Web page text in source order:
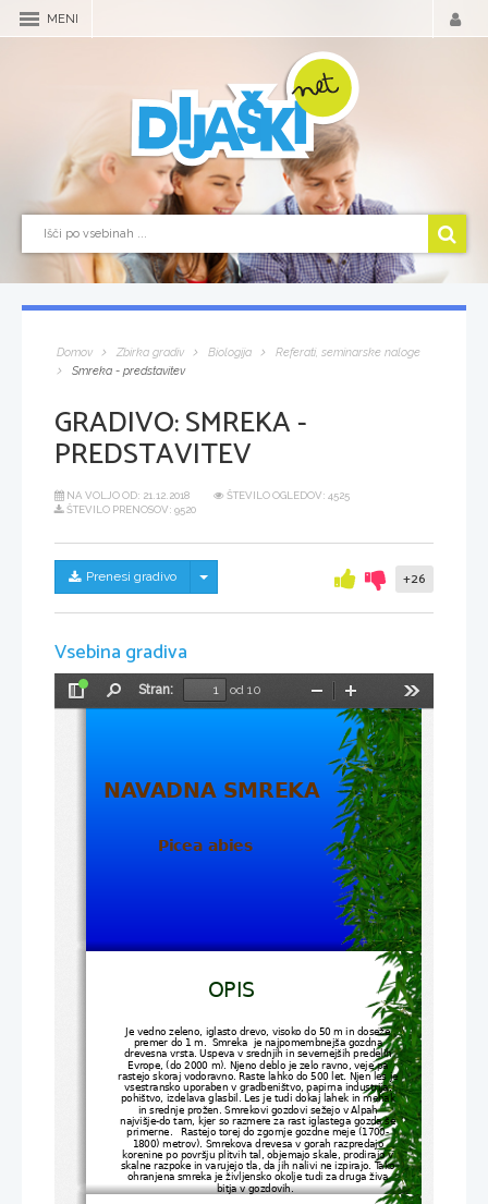
MENI
Domov Zbirka gradiv Biologija
Referati, seminarske naloge
Smreka - predstavitev
GRADIVO:SMREKA -
PREDSTAVITEV
NA VOLJO OD: 21.12.2018
ŠTEVILO OGLEDOV: 4525
ŠTEVILO PRENOSOV: 9520
Prenesi gradivo Skrij/prikaži meni +26
Vsebina gradiva
Preklopi
Stran:
od 10
Pomanjšaj
NAVADNA SMREKA
Picea abies
OPIS
Je vedno zeleno, iglasto drevo, visoko do 50 m in doseže
premer do 1 m.  Smreka  je najpomembnejša gozdna
drevesna vrsta. Uspeva v srednjih in severnejših predelih
Evrope, (do 2000 m). Njeno deblo je zelo ravno, veje pa
rastejo skoraj vodoravno. Raste lahko do 500 let. Njen les je
vsestransko uporaben v gradbeništvo, papirna industrija,
pohištvo, izdelava glasbil. Les je tudi dokaj lahek in mehak
in srednje prožen. Smrekovi gozdovi sežejo v Alpah
najvišje-do tam, kjer so razmere za rast iglastega gozda še
primerne.   Rastejo torej do zgornje gozdne meje (1700-
1800) metrov). Smrekova drevesa v gorah razpredajo
korenine po površju plitvih tal, objemajo skale, prodirajo v
skalne razpoke in varujejo tla, da jih nalivi ne izpirajo. Tako
ohranjena smreka je življensko okolje tudi za druga živa
bitja v gozdovih.